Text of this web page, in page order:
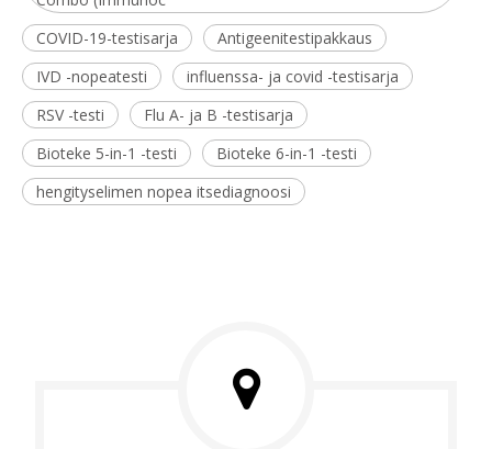
COVID-19-testisarja
Antigeenitestipakkaus
IVD -nopeatesti
influenssa- ja covid -testisarja
RSV -testi
Flu A- ja B -testisarja
Bioteke 5-in-1 -testi
Bioteke 6-in-1 -testi
hengityselimen nopea itsediagnoosi